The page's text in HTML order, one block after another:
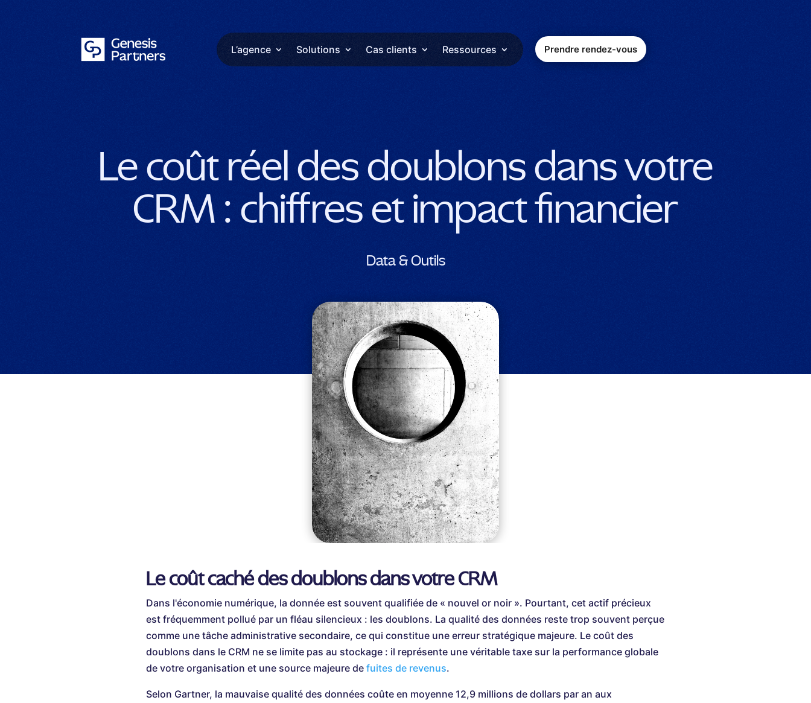
L’agence Solutions Cas clients Ressources Prendre rendez-vous
Le coût réel des doublons dans votre
CRM : chiffres et impact financier
Data & Outils
Le coût caché des doublons dans votre CRM
Dans l'économie numérique, la donnée est souvent qualifiée de « nouvel or noir ». Pourtant, cet actif précieux
est fréquemment pollué par un fléau silencieux : les doublons. La qualité des données reste trop souvent perçue
comme une tâche administrative secondaire, ce qui constitue une erreur stratégique majeure. Le coût des
doublons dans le CRM ne se limite pas au stockage : il représente une véritable taxe sur la performance globale
de votre organisation et une source majeure de fuites de revenus.
Selon Gartner, la mauvaise qualité des données coûte en moyenne 12,9 millions de dollars par an aux